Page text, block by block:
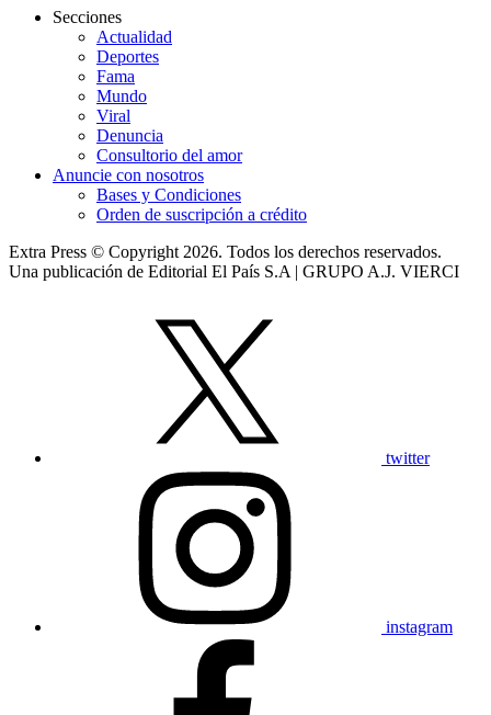
Secciones
Actualidad
Deportes
Fama
Mundo
Viral
Denuncia
Consultorio del amor
Anuncie con nosotros
Bases y Condiciones
Orden de suscripción a crédito
Extra Press © Copyright 2026. Todos los derechos reservados.
Una publicación de Editorial El País S.A | GRUPO A.J. VIERCI
twitter
instagram